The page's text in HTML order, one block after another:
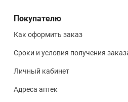
Покупателю
Как оформить заказ
Сроки и условия получения
Личный кабинет
Адреса аптек